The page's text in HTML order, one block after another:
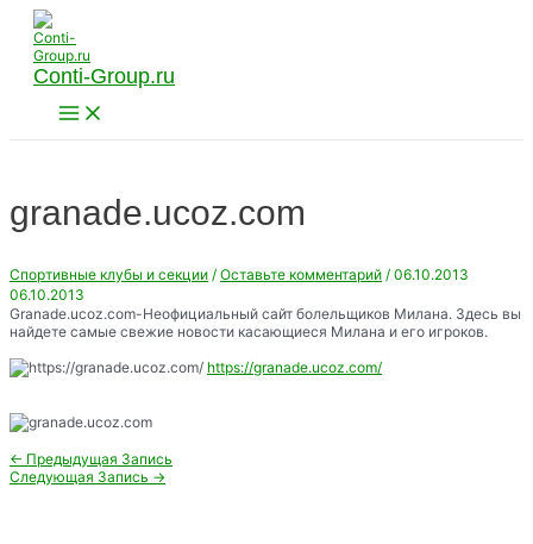
Перейти
содержимому
Conti-Group.ru
Main
Menu
granade.ucoz.com
Спортивные клубы и секции / Оставьте комментарий / 06.10.2013
06.10.2013
Granade.ucoz.com-Неофициальный сайт болельщиков Милана. Здесь вы
найдете самые свежие новости касающиеся Милана и его игроков.
https://granade.ucoz.com/
Навигация
по
← Предыдущая Запись
Следующая Запись →